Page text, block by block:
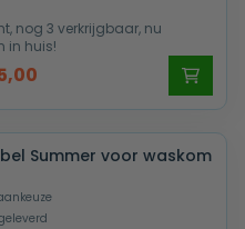
nog 3 verkrijgbaar, nu
in huis!
is:
€ 505,00.
Summer voor waskom